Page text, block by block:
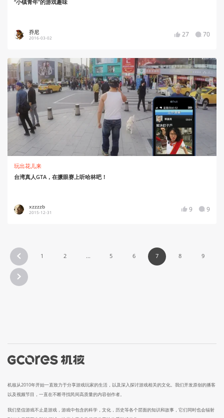
“小镇青年”的游戏趣味
乔尼
2016-03-02 27 70
玩出花儿来
台湾真人GTA，在撅眼赛上听哈林吧！
xzzzzb
2015-12-31 9 9
1 2 ... 5 6 7 8 9
机核从2010年开始一直致力于分享游戏玩家的生活，以及深入探讨游戏相关的文化。我们开发原创的播客
以及视频节目，一直在不断寻找民间高质量的内容创作者。
我们坚信游戏不止是游戏，游戏中包含的科学，文化，历史等各个层面的知识和故事，它们同时也会辐射